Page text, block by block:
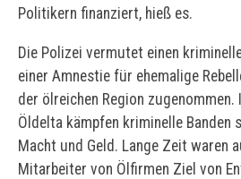
Politikern finanziert, hieß es.
Die Polizei vermutet einen
einer Amnestie für ehemalige
der ölreichen Region zugenommen.
Öldelta kämpfen kriminelle Banden
Macht und Geld. Lange Zeit waren
Mitarbeiter von Ölfirmen Ziel von